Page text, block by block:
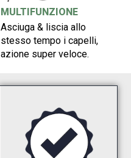
MULTIFUNZIONE
Asciuga & liscia allo
stesso tempo i capelli,
azione super veloce.